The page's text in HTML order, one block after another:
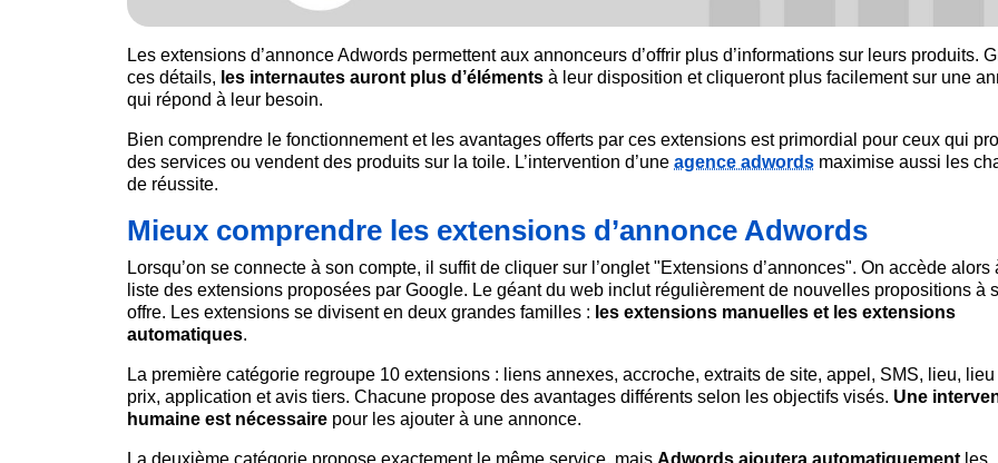
Les extensions d’annonce Adwords permettent aux annonceurs d’offrir plus d’informations sur leurs produits.
ces détails, les internautes auront plus d’éléments à leur disposition et cliqueront plus facilement sur une
qui répond à leur besoin.
Bien comprendre le fonctionnement et les avantages offerts par ces extensions est primordial pour ceux qui
des services ou vendent des produits sur la toile. L’intervention d’une agence adwords maximise aussi les
de réussite.
Mieux comprendre les extensions d’annonce Adwords
Lorsqu’on se connecte à son compte, il suffit de cliquer sur l’onglet "Extensions d’annonces". On accède alors
liste des extensions proposées par Google. Le géant du web inclut régulièrement de nouvelles propositions à
offre. Les extensions se divisent en deux grandes familles : les extensions manuelles et les extensions
automatiques.
La première catégorie regroupe 10 extensions : liens annexes, accroche, extraits de site, appel, SMS, lieu, lieu
prix, application et avis tiers. Chacune propose des avantages différents selon les objectifs visés. Une
humaine est nécessaire pour les ajouter à une annonce.
La deuxième catégorie propose exactement le même service, mais Adwords ajoutera automatiquement les